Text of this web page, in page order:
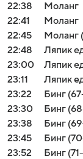
22:38
Моланг
22:41
Моланг
22:45
Моланг
22:48
Ляпик
23:00
Ляпик
23:11
Ляпик
23:22
Бинг
23:30
Бинг
23:38
Бинг
23:45
Бинг
23:52
Бинг